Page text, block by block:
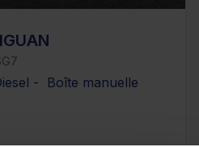
- Boîte manuelle